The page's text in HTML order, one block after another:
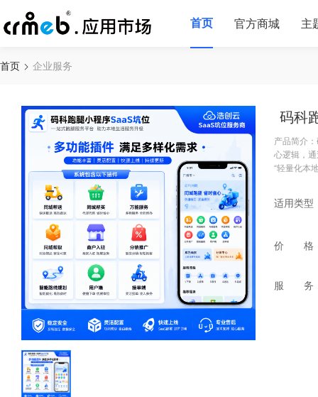
首页 官方商城 主
首页 企业服务
码科
产品简介
心逻辑，
“轻量化本
适用类型
价 格
服 务